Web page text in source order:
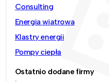
Consulting
Energia wiatrowa
Klastry energii
Pompy ciepła
Ostatnio dodane firmy